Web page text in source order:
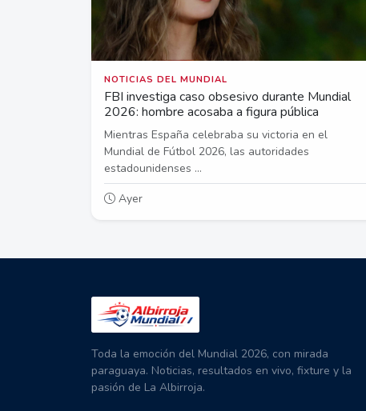
NOTICIAS DEL MUNDIAL
FBI investiga caso obsesivo durante Mundial
2026: hombre acosaba a figura pública
Mientras España celebraba su victoria en el
Mundial de Fútbol 2026, las autoridades
estadounidenses ...
Ayer
Toda la emoción del Mundial 2026, con mirada
paraguaya. Noticias, resultados en vivo, fixture y la
pasión de La Albirroja.